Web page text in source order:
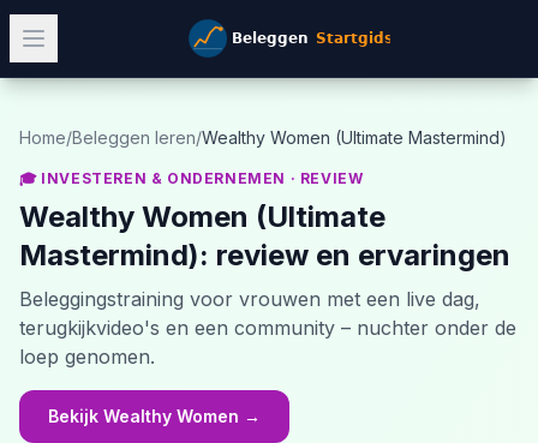
Home/Beleggen leren/Wealthy Women (Ultimate Mastermind)
🎓 INVESTEREN & ONDERNEMEN · REVIEW
Wealthy Women (Ultimate
Mastermind): review en ervaringen
Beleggingstraining voor vrouwen met een live dag,
terugkijkvideo's en een community – nuchter onder de
loep genomen.
Bekijk Wealthy Women →